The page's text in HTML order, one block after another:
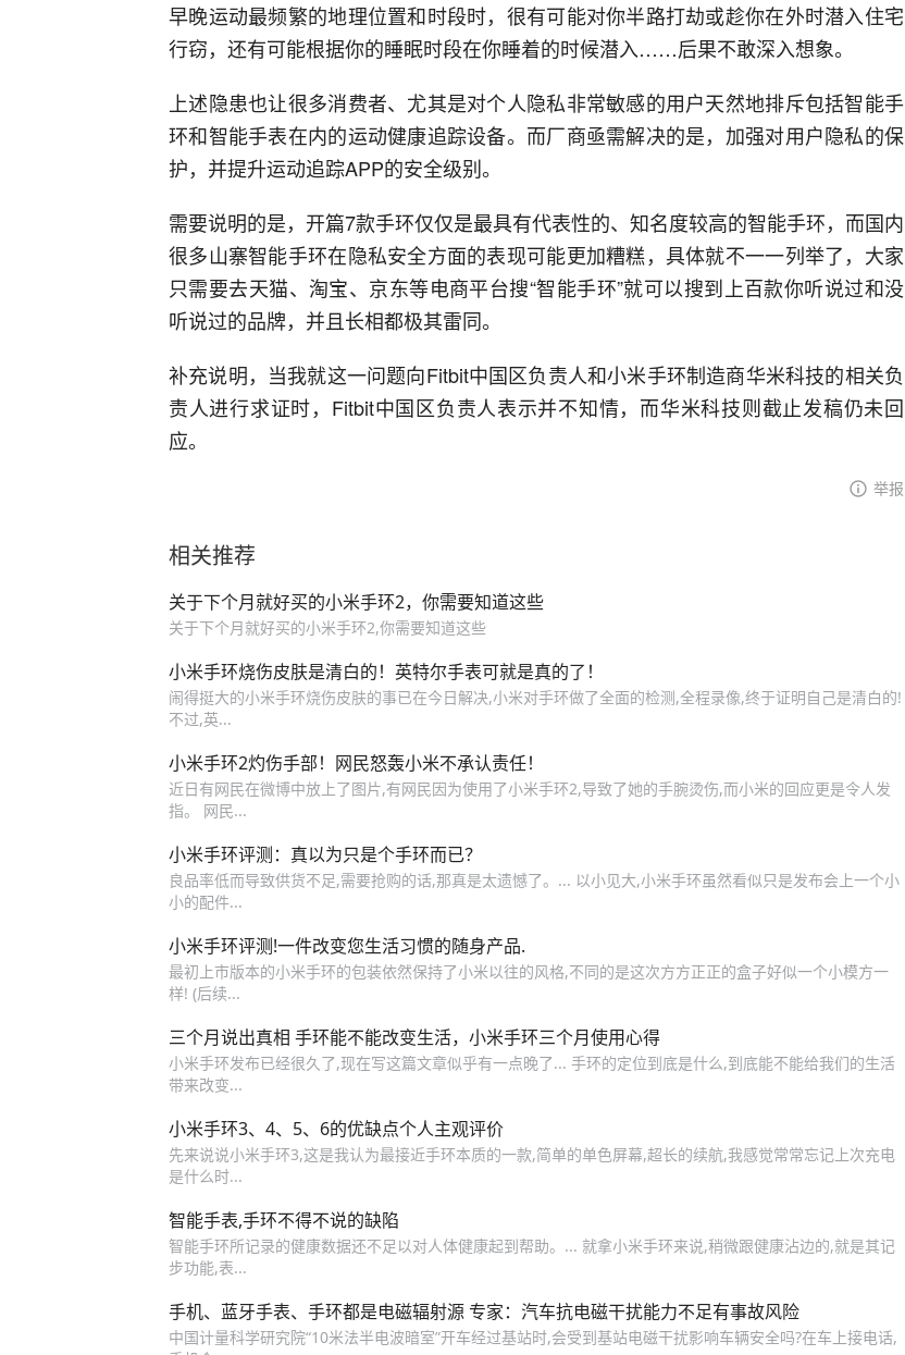
早晚运动最频繁的地理位置和时段时，很有可能对你半路打劫或趁你在外时潜入住宅
行窃，还有可能根据你的睡眠时段在你睡着的时候潜入……后果不敢深入想象。
上述隐患也让很多消费者、尤其是对个人隐私非常敏感的用户天然地排斥包括智能手
环和智能手表在内的运动健康追踪设备。而厂商亟需解决的是，加强对用户隐私的保
护，并提升运动追踪APP的安全级别。
需要说明的是，开篇7款手环仅仅是最具有代表性的、知名度较高的智能手环，而国内
很多山寨智能手环在隐私安全方面的表现可能更加糟糕，具体就不一一列举了，大家
只需要去天猫、淘宝、京东等电商平台搜“智能手环”就可以搜到上百款你听说过和没
听说过的品牌，并且长相都极其雷同。
补充说明，当我就这一问题向Fitbit中国区负责人和小米手环制造商华米科技的相关负
责人进行求证时，Fitbit中国区负责人表示并不知情，而华米科技则截止发稿仍未回
应。
举报
相关推荐
关于下个月就好买的小米手环2，你需要知道这些
关于下个月就好买的小米手环2,你需要知道这些
小米手环烧伤皮肤是清白的！英特尔手表可就是真的了！
闹得挺大的小米手环烧伤皮肤的事已在今日解决,小米对手环做了全面的检测,全程录像,终于证明自己是清白的!
不过,英...
小米手环2灼伤手部！网民怒轰小米不承认责任！
近日有网民在微博中放上了图片,有网民因为使用了小米手环2,导致了她的手腕烫伤,而小米的回应更是令人发
指。 网民...
小米手环评测：真以为只是个手环而已？
良品率低而导致供货不足,需要抢购的话,那真是太遗憾了。... 以小见大,小米手环虽然看似只是发布会上一个小
小的配件...
小米手环评测!一件改变您生活习惯的随身产品.
最初上市版本的小米手环的包装依然保持了小米以往的风格,不同的是这次方方正正的盒子好似一个小模方一
样! (后续...
三个月说出真相 手环能不能改变生活，小米手环三个月使用心得
小米手环发布已经很久了,现在写这篇文章似乎有一点晚了... 手环的定位到底是什么,到底能不能给我们的生活
带来改变...
小米手环3、4、5、6的优缺点个人主观评价
先来说说小米手环3,这是我认为最接近手环本质的一款,简单的单色屏幕,超长的续航,我感觉常常忘记上次充电
是什么时...
智能手表,手环不得不说的缺陷
智能手环所记录的健康数据还不足以对人体健康起到帮助。... 就拿小米手环来说,稍微跟健康沾边的,就是其记
步功能,表...
手机、蓝牙手表、手环都是电磁辐射源 专家：汽车抗电磁干扰能力不足有事故风险
中国计量科学研究院“10米法半电波暗室”开车经过基站时,会受到基站电磁干扰影响车辆安全吗?在车上接电话,